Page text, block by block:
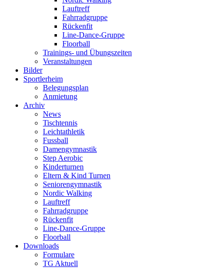
Lauftreff
Fahrradgruppe
Rückenfit
Line-Dance-Gruppe
Floorball
Trainings- und Übungszeiten
Veranstaltungen
Bilder
Sportlerheim
Belegungsplan
Anmietung
Archiv
News
Tischtennis
Leichtathletik
Fussball
Damengymnastik
Step Aerobic
Kinderturnen
Eltern & Kind Turnen
Seniorengymnastik
Nordic Walking
Lauftreff
Fahrradgruppe
Rückenfit
Line-Dance-Gruppe
Floorball
Downloads
Formulare
TG Aktuell